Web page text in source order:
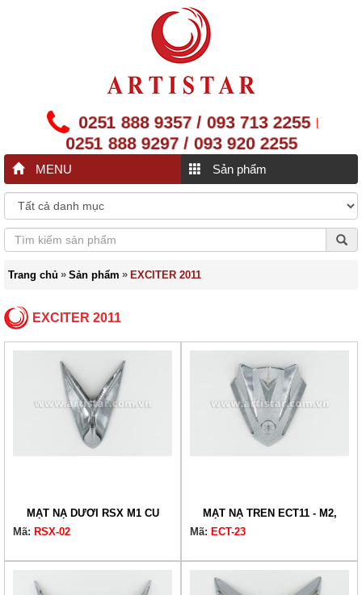
0251 888 9357 / 093 713 2255
0251 888 9297 / 093 920 2255
MENU Sản phẩm
Trang chủ » Sản phẩm » EXCITER 2011
EXCITER 2011
MẶT NẠ DƯỚI RSX M1 CŨ
Mã: RSX-02
MẶT NẠ TRÊN ECT11 - M2,
Mã: ECT-23